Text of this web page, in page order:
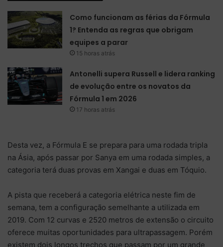
Como funcionam as férias da Fórmula
1? Entenda as regras que obrigam
equipes a parar
15 horas atrás
Antonelli supera Russell e lidera ranking
de evolução entre os novatos da
Fórmula 1 em 2026
17 horas atrás
Desta vez, a Fórmula E se prepara para uma rodada tripla
na Ásia, após passar por Sanya em uma rodada simples, a
categoria terá duas provas em Xangai e duas em Tóquio.
A pista que receberá a categoria elétrica neste fim de
semana, tem a configuração semelhante a utilizada em
2019. Com 12 curvas e 2520 metros de extensão o circuito
oferece muitas oportunidades para ultrapassagem. Porém
existem dois longos trechos que passam por um grande